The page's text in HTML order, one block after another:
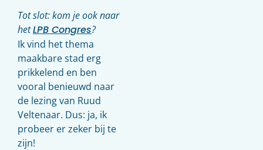
Tot slot: kom je ook naar
hetLPB Congres?
Ik vind het thema
maakbare stad erg
prikkelend en ben
vooral benieuwd naar
de lezing van Ruud
Veltenaar. Dus: ja, ik
probeer er zeker bij te
zijn!